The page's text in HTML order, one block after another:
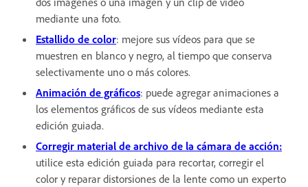
mediante una foto.
Estallido de color: mejore sus vídeos para que se
muestren en blanco y negro, al tiempo que conserva
selectivamente uno o más colores.
Animación de gráficos: puede agregar animaciones a
los elementos gráficos de sus vídeos mediante esta
edición guiada.
Corregir material de archivo de la cámara de acción:
utilice esta edición guiada para recortar, corregir el
color y reparar distorsiones de la lente como un experto